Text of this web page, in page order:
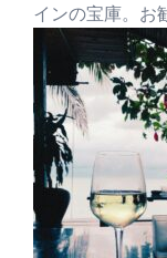
インの宝庫。お